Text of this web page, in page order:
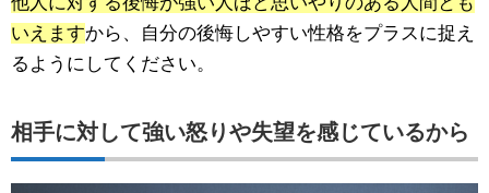
いえますから、自分の後悔しやすい性格をプラスに捉え
るようにしてください。
相手に対して強い怒りや失望を感じているから